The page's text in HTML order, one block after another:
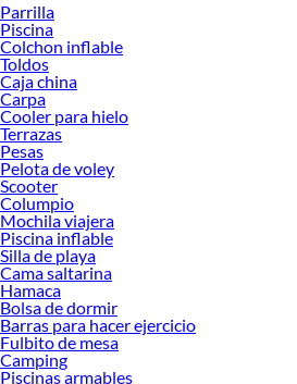
proyectos en las mejores marcas de calidad y con
Precios de Herramientas en Sodimac Perú
Si buscar ahorrar, estás en la tienda correcta
nuestra política de precios bajos garantizados en
dudes más y compra online este producto con
termines tu proyecto al 100% a un costo
opciones de delivery o recojo en tienda.
Las mejores marcas de Herramientas
Sabemos que la calidad, confianza y seguridad
momento de decidir qué modelo comprar, por
oferta de marcas prestigiosas y reconocidas en
inviertes en durabilidad, rendimiento, excelencia
Parrilla
Piscina
Colchon inflable
Toldos
Caja china
Carpa
Cooler para hielo
Terrazas
Pesas
Pelota de voley
Scooter
Columpio
Mochila viajera
Piscina inflable
Silla de playa
Cama saltarina
Hamaca
Bolsa de dormir
Barras para hacer ejercicio
Fulbito de mesa
Camping
Piscinas armables